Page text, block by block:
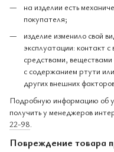
на изделии есть
покупателя;
изделие изменило свой
эксплуатации: контакт
средствами,
с содержанием ртути
других внешних
Подробную информацию об
получить у менеджеров
22-98
Повреждение товара